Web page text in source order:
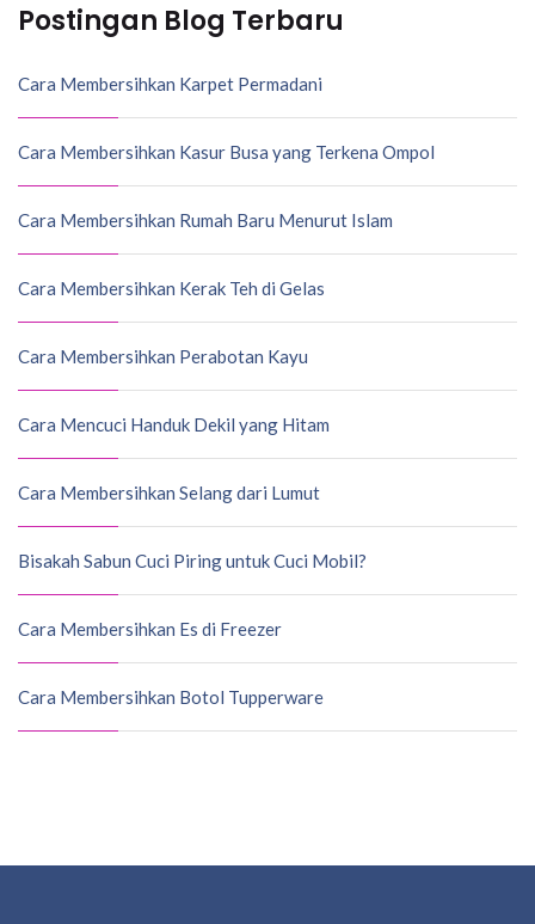
Postingan Blog Terbaru
Cara Membersihkan Karpet Permadani
Cara Membersihkan Kasur Busa yang Terkena Ompol
Cara Membersihkan Rumah Baru Menurut Islam
Cara Membersihkan Kerak Teh di Gelas
Cara Membersihkan Perabotan Kayu
Cara Mencuci Handuk Dekil yang Hitam
Cara Membersihkan Selang dari Lumut
Bisakah Sabun Cuci Piring untuk Cuci Mobil?
Cara Membersihkan Es di Freezer
Cara Membersihkan Botol Tupperware